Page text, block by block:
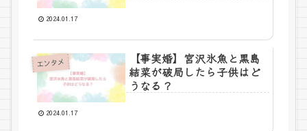
2024.01.17
エンタメ
【事実婚】宮沢氷魚と黒島
結菜が破局したら子供はど
うなる？
2024.01.17